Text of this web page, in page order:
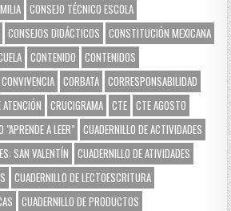
CONSEJO TÉCNICO ESCOLA
CONSEJOS DIDÁCTICOS
CONSTITUCIÓN MEXICANA
CONTENIDO
CONTENIDOS
CONVIVENCIA CORBATA CORRESPONSABILIDAD
CRUCIGRAMA CTE CTE AGOSTO
"APRENDE A LEER" CUADERNILLO DE ACTIVIDADES
SAN VALENTÍN
CUADERNILLO DE ATIVIDADES
CUADERNILLO DE LECTOESCRITURA
CUADERNILLO DE PRODUCTOS